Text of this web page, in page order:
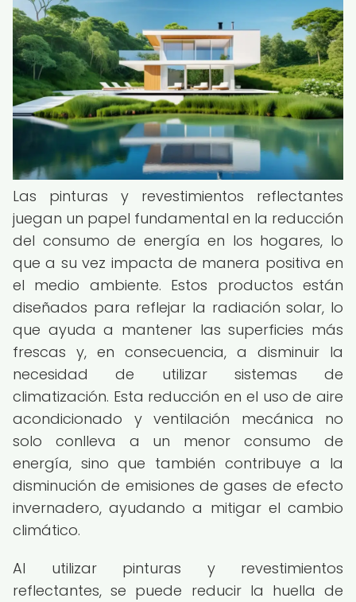
Las pinturas y revestimientos reflectantes
juegan un papel fundamental en la reducción
del consumo de energía en los hogares, lo
que a su vez impacta de manera positiva en
el medio ambiente. Estos productos están
diseñados para reflejar la radiación solar, lo
que ayuda a mantener las superficies más
frescas y, en consecuencia, a disminuir la
necesidad de utilizar sistemas de
climatización. Esta reducción en el uso de aire
acondicionado y ventilación mecánica no
solo conlleva a un menor consumo de
energía, sino que también contribuye a la
disminución de emisiones de gases de efecto
invernadero, ayudando a mitigar el cambio
climático.
Al utilizar pinturas y revestimientos
reflectantes, se puede reducir la huella de